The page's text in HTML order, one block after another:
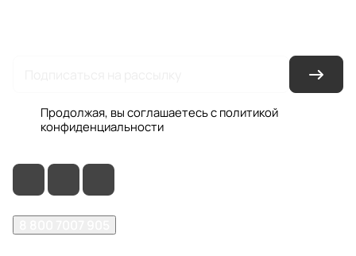
Продолжая, вы соглашаетесь с политикой
конфиденциальности